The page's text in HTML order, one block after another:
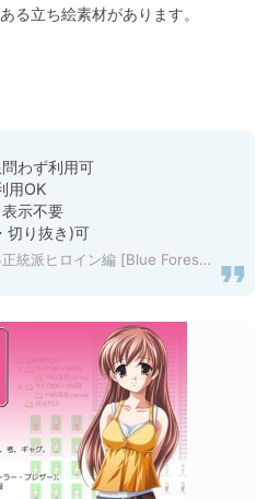
る立ち絵素材があります。
わず利用可
用OK
示不要
切り抜き)可
ヒロイン編 [Blue Forest] | DLsite 同人